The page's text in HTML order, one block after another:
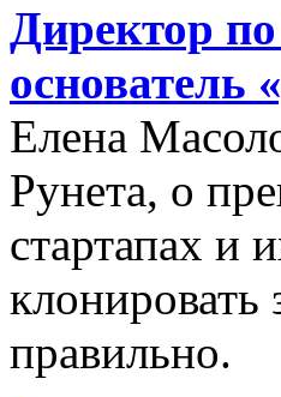
Директор
основатель
Елена
Рунета, о
стартапах и
правильно.